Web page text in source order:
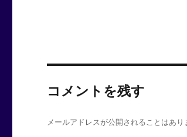
コメントを残す
メールアドレスが公開されることはあり